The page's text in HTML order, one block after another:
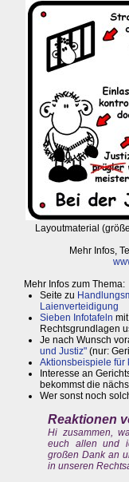
Layoutmaterial
Mehr Infos,
Mehr Infos zum Thema:
Seite zu
Laienverteidigung
Sieben Infotafeln
Rechtsgrundlagen
Je nach Wunsch
und Justiz" (nur:
Aktionsbeispiele für
Interesse an
bekommst die
Wer sonst noch
Reaktionen
Hi zusammen,
euch allen und
großen Dank an
in unseren